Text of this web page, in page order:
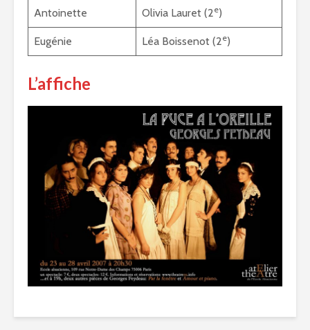
Antoinette Olivia Lauret (2e)
Eugénie Léa Boissenot (2e)
L’affiche